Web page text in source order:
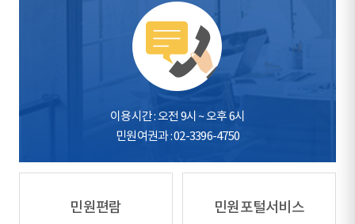
이용시간 : 오전 9시 ~ 오후 6시
민원여권과 : 02-3396-4750
민원편람 민원포털서비스